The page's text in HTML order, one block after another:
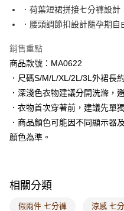
每筆NT$60，滿NT$1,000(含
7-11取貨付款
每筆NT$60，滿NT$1,000(含以
付款後7-11取貨
每筆NT$60，滿NT$1,000(含
宅配
每筆NT$120，滿NT$1,000(
付款後門市自取
海外配送-港/澳/新/馬/泰國專屬
海外配送-其他亞洲地區
．荷葉短裙拼接七分褲設計
．腰頭調節扣設計隨孕期自
銷售重點
商品款號：MA0622
．尺碼S/M/L/XL/2L/3L外裙長
．深淺色衣物建議分開洗滌，
．衣物首次穿著前，建議先單
．商品顏色可能因不同顯示器
顏色為準。
相關分類
假兩件 七分褲 涼感 七